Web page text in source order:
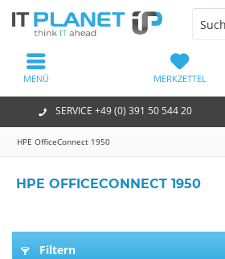
SERVICE +49 (0) 391 50 544 20
MERKZETTEL
MENÜ
HPE OfficeConnect 1950
HPE OFFICECONNECT 1950
Filtern